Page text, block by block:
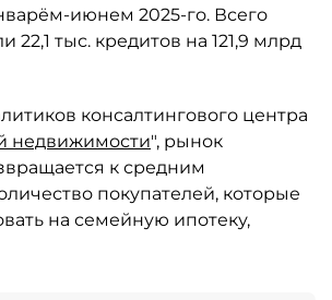
июнем 2025-го. Всего
22,1 тыс. кредитов на 121,9 млрд
консалтингового центра
недвижимости", рынок
к средним
покупателей, которые
на семейную ипотеку,